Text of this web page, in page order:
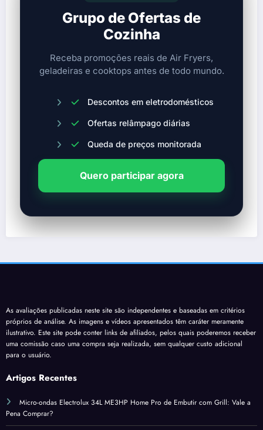
Grupo de Ofertas de
Cozinha
Receba promoções reais de Air Fryers,
geladeiras e cooktops antes de todo mundo.
Descontos em eletrodomésticos
Ofertas relâmpago diárias
Queda de preços monitorada
Quero participar agora
As avaliações publicadas neste site são independentes e baseadas em critérios
próprios de análise. As imagens e vídeos apresentados têm caráter meramente
ilustrativo. Este site pode conter links de afiliados, pelos quais poderemos receber
uma comissão caso uma compra seja realizada, sem qualquer custo adicional
para o usuário.
Artigos Recentes
Micro-ondas Electrolux 34L ME3HP Home Pro de Embutir com Grill: Vale a
Pena Comprar?